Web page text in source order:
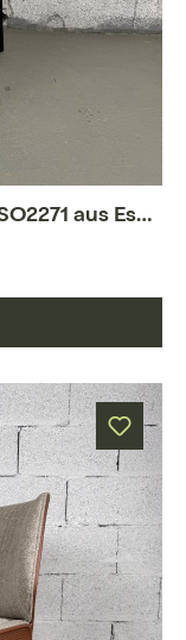
Andreu World Armlehnstuhl Oru SO2271 aus Esche